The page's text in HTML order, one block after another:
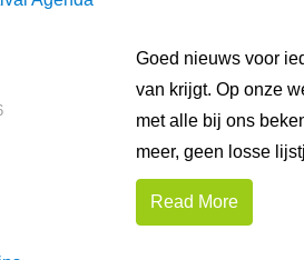
Goed nieuws voor
van krijgt. Op onze
met alle bij ons
meer, geen losse
Read More